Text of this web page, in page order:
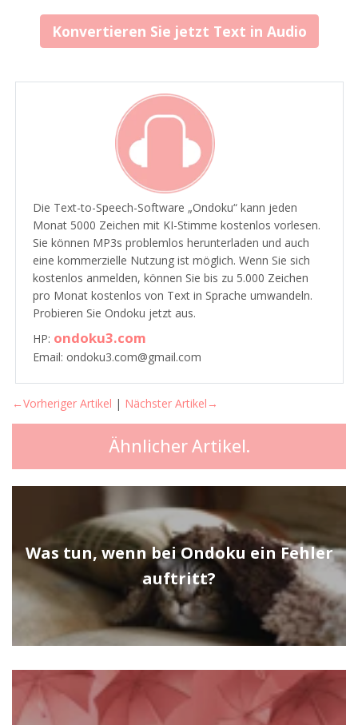
Konvertieren Sie jetzt Text in Audio
Die Text-to-Speech-Software „Ondoku“ kann jeden
Monat 5000 Zeichen mit KI-Stimme kostenlos vorlesen.
Sie können MP3s problemlos herunterladen und auch
eine kommerzielle Nutzung ist möglich. Wenn Sie sich
kostenlos anmelden, können Sie bis zu 5.000 Zeichen
pro Monat kostenlos von Text in Sprache umwandeln.
Probieren Sie Ondoku jetzt aus.
HP: ondoku3.com
Email: ondoku3.com@gmail.com
←Vorheriger Artikel | Nächster Artikel→
Ähnlicher Artikel.
Was tun, wenn bei Ondoku ein Fehler
auftritt?